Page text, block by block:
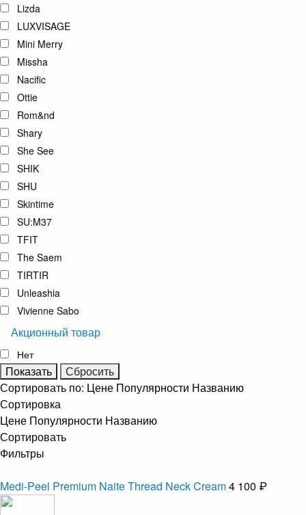
Lizda
LUXVISAGE
Mini Merry
Missha
Nacific
Ottie
Rom&nd
Shary
She See
SHIK
SHU
Skintime
SU:M37
TFIT
The Saem
TIRTIR
Unleashia
Vivienne Sabo
Акционный товар
Нет
Сортировать по: Цене Популярности Названию
Сортировка
Цене Популярности Названию
Сортировать
Фильтры
Medi-Peel Premium Naite Thread Neck Cream4 100 ₽